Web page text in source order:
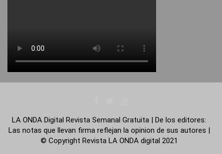
LA ONDA Digital Revista Semanal Gratuita | De los editores:
Las notas que llevan firma reflejan la opinion de sus autores |
© Copyright Revista LA ONDA digital 2021